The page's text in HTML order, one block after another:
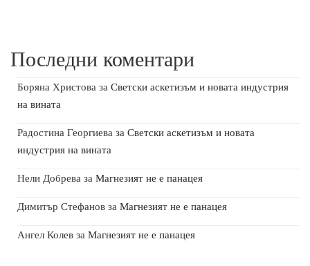
Последни коментари
Боряна Христова за Светски аскетизъм и новата индустрия
на вината
Радостина Георгиева за Светски аскетизъм и новата
индустрия на вината
Нели Добрева за Магнезият не е панацея
Димитър Стефанов за Магнезият не е панацея
Ангел Колев за Магнезият не е панацея